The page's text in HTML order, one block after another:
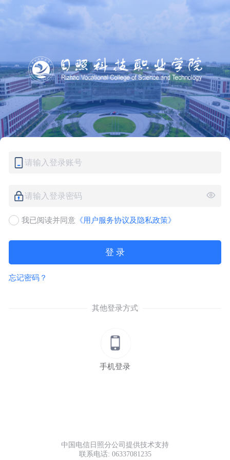
请输入登录账号
请输入登录密码
我已阅读并同意 《用户服务协议及隐私政策》
登 录
忘记密码？
其他登录方式
手机登录
中国电信日照分公司提供技术支持
联系电话: 06337081235